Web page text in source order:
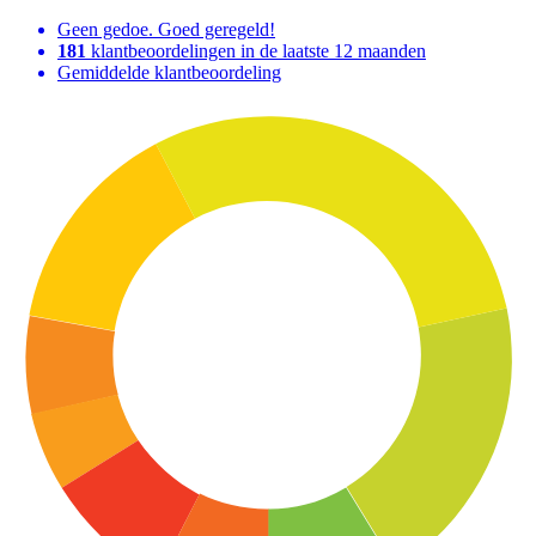
Geen gedoe. Goed geregeld!
181 klantbeoordelingen in de laatste 12 maanden
Gemiddelde klantbeoordeling